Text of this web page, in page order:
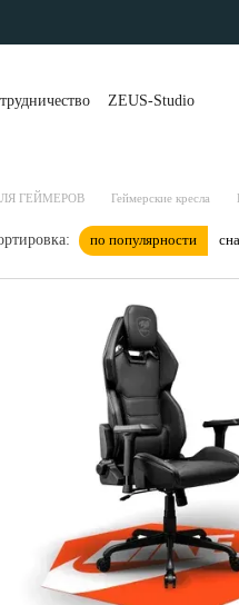
ZEUS-Studio
ГЕЙМЕРОВ Геймерские кресла
по популярности